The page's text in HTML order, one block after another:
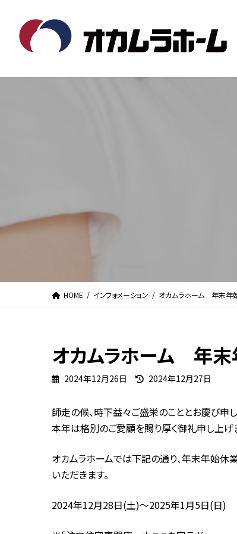
へ
ョ
HOME インフォメーション オカムラホーム 年末年
オカムラホーム 年
2024年12月26日
最
新
日
:
2024年12月27日
師走の候、時下益々ご盛栄のこととお慶び申し
本年は格別のご愛顧を賜り厚く御礼申し上げ
オカムラホームでは下記の通り、年末年始休
いただきます。
2024年12月28日(土)～2025年1月5日(日)